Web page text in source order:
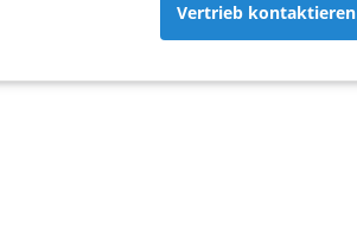
Vertrieb kontaktieren